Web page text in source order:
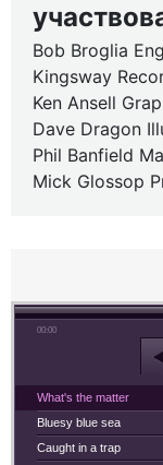
Bob Broglia
Kingsway
Ken Ansell
Dave Dragon
Phil Banfield
Mick Glossop
00:00
What's the matter
Bluesy blue sea
Caught in a trap